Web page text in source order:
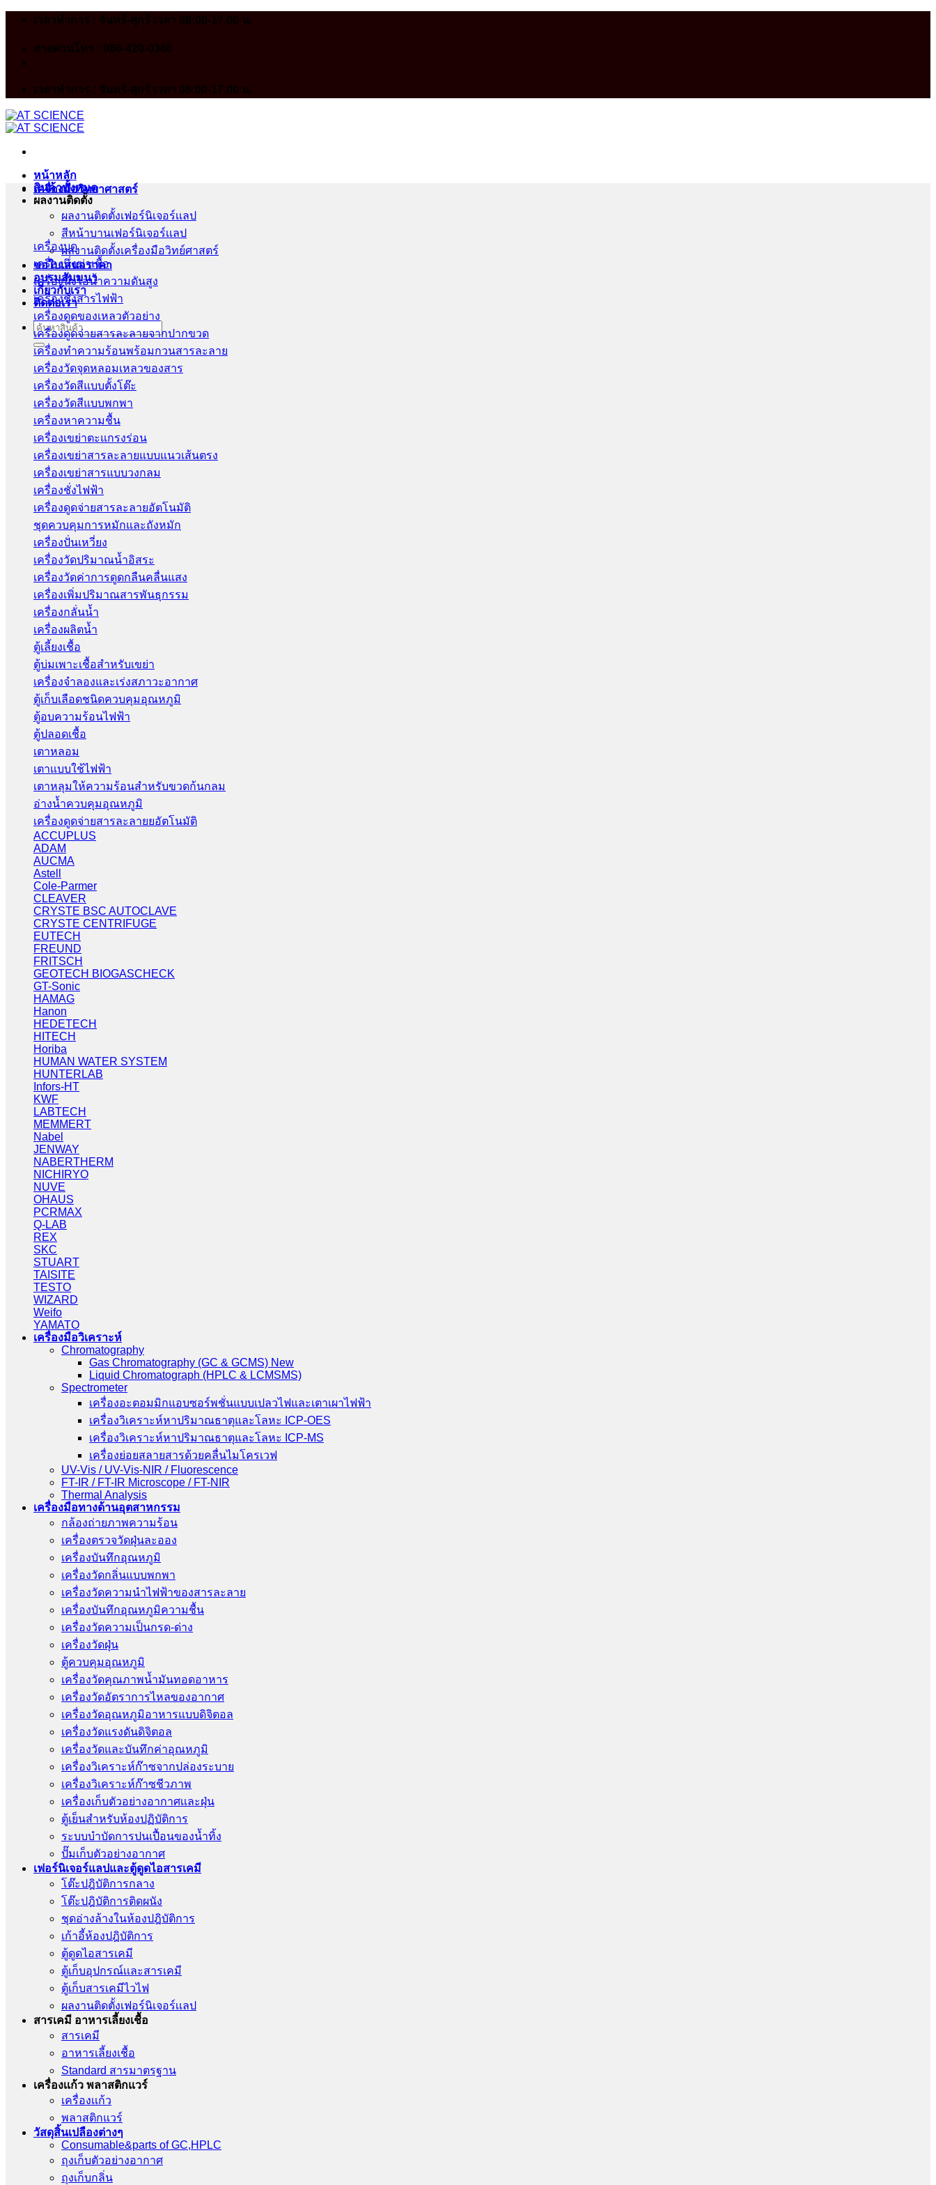
Skip
เวลาทำการ : จันทร์-ศุกร์ เวลา 08:00-17.00 น.
สายด่วนโทร : 086-420-0366
เวลาทำการ : จันทร์-ศุกร์ เวลา 08:00-17.00 น.
หน้าหลัก
สินค้าทั้งหมด
ผลงานติดตั้ง
ผลงานติดตั้งเฟอร์นิเจอร์เเลป
สีหน้าบานเฟอร์นิเจอร์เเลป
ผลงานติดตั้งเครื่องมือวิทย์ศาสตร์
ขอใบเสนอราคา
อบรมสัมมนา
เกี่ยวกับเรา
ติดต่อเรา
Search
for:
เครื่องมือวิทยาศาสตร์
เครื่องบด
เครื่องนึ่งฆ่าเชื้อ
เครื่องนึ่งไอน้ำความดันสูง
เครื่องชั่งสารไฟฟ้า
เครื่องดูดของเหลวตัวอย่าง
เครื่องดูดจ่ายสารละลายจากปากขวด
เครื่องทำความร้อนพร้อมกวนสารละลาย
เครื่องวัดจุดหลอมเหลวของสาร
เครื่องวัดสีแบบตั้งโต๊ะ
เครื่องวัดสีแบบพกพา
เครื่องหาความชื้น
เครื่องเขย่าตะแกรงร่อน
เครื่องเขย่าสารละลายแบบแนวเส้นตรง
เครื่องเขย่าสารแบบวงกลม
เครื่องชั่งไฟฟ้า
เครื่องดูดจ่ายสารละลายอัตโนมัติ
ชุดควบคุมการหมักและถังหมัก
เครื่องปั่นเหวี่ยง
เครื่องวัดปริมาณน้ำอิสระ
เครื่องวัดค่าการดูดกลืนคลื่นแสง
เครื่องเพิ่มปริมาณสารพันธุกรรม
เครื่องกลั่นน้ำ
เครื่องผลิตน้ำ
ตู้เลี้ยงเชื้อ
ตู้บ่มเพาะเชื้อสำหรับเขย่า
เครื่องจำลองและเร่งสภาวะอากาศ
ตู้เก็บเลือดชนิดควบคุมอุณหภูมิ
ตู้อบความร้อนไฟฟ้า
ตู้ปลอดเชื้อ
เตาหลอม
เตาแบบใช้ไฟฟ้า
เตาหลุมให้ความร้อนสำหรับขวดก้นกลม
อ่างน้ำควบคุมอุณหภูมิ
เครื่องดูดจ่ายสารละลายยอัตโนมัติ
ACCUPLUS
ADAM
AUCMA
Astell
Cole-Parmer
CLEAVER
CRYSTE BSC AUTOCLAVE
CRYSTE CENTRIFUGE
EUTECH
FREUND
FRITSCH
GEOTECH BIOGASCHECK
GT-Sonic
HAMAG
Hanon
HEDETECH
HITECH
Horiba
HUMAN WATER SYSTEM
HUNTERLAB
Infors-HT
KWF
LABTECH
MEMMERT
Nabel
JENWAY
NABERTHERM
NICHIRYO
NUVE
OHAUS
PCRMAX
Q-LAB
REX
SKC
STUART
TAISITE
TESTO
WIZARD
Weifo
YAMATO
เครื่องมือวิเคราะห์
Chromatography
Gas Chromatography (GC & GCMS) New
Liquid Chromatograph (HPLC & LCMSMS)
Spectrometer
เครื่องอะตอมมิกแอบซอร์พชั่นแบบเปลวไฟและเตาเผาไฟฟ้า
เครื่องวิเคราะห์หาปริมาณธาตุและโลหะ ICP-OES
เครื่องวิเคราะห์หาปริมาณธาตุและโลหะ ICP-MS
เครื่องย่อยสลายสารด้วยคลื่นไมโครเวฟ
UV-Vis / UV-Vis-NIR / Fluorescence
FT-IR / FT-IR Microscope / FT-NIR
Thermal Analysis
เครื่องมือทางด้านอุตสาหกรรม
กล้องถ่ายภาพความร้อน
เครื่องตรวจวัดฝุ่นละออง
เครื่องบันทึกอุณหภูมิ
เครื่องวัดกลิ่นแบบพกพา
เครื่องวัดความนําไฟฟ้าของสารละลาย
เครื่องบันทึกอุณหภูมิความชื้น
เครื่องวัดความเป็นกรด-ด่าง
เครื่องวัดฝุ่น
ตู้ควบคุมอุณหภูมิ
เครื่องวัดคุณภาพน้ำมันทอดอาหาร
เครื่องวัดอัตราการไหลของอากาศ
เครื่องวัดอุณหภูมิอาหารแบบดิจิตอล
เครื่องวัดแรงดันดิจิตอล
เครื่องวัดและบันทึกค่าอุณหภูมิ
เครื่องวิเคราะห์ก๊าซจากปล่องระบาย
เครื่องวิเคราะห์ก๊าซชีวภาพ
เครื่องเก็บตัวอย่างอากาศเเละฝุ่น
ตู้เย็นสำหรับห้องปฏิบัติการ
ระบบบำบัดการปนเปื้อนของน้ำทิ้ง
ปั๊มเก็บตัวอย่างอากาศ
เฟอร์นิเจอร์แลปและตู้ดูดไอสารเคมี
โต๊ะปฎิบัติการกลาง
โต๊ะปฎิบัติการติดผนัง
ชุดอ่างล้างในห้องปฎิบัติการ
เก้าอี้ห้องปฎิบัติการ
ตู้ดูดไอสารเคมี
ตู้เก็บอุปกรณ์เเละสารเคมี
ตู้เก็บสารเคมีไวไฟ
ผลงานติดตั้งเฟอร์นิเจอร์เเลป
สารเคมี อาหารเลี้ยงเชื้อ
สารเคมี
อาหารเลี้ยงเชื้อ
Standard สารมาตรฐาน
เครื่องเเก้ว พลาสติกแวร์
เครื่องเเก้ว
พลาสติกแวร์
วัสดุสิ้นเปลืองต่างๆ
Consumable&parts of GC,HPLC
ถุงเก็บตัวอย่างอากาศ
ถุงเก็บกลิ่น